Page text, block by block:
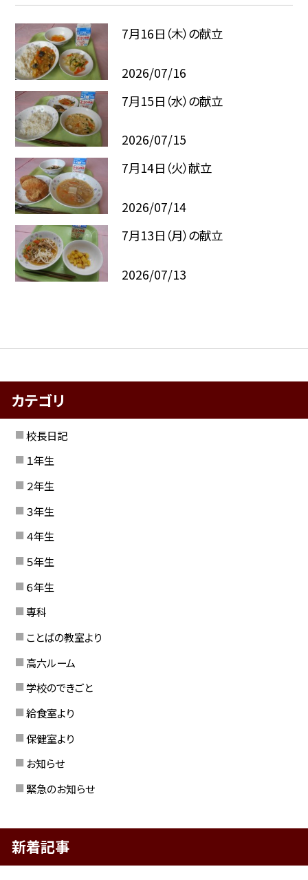
7月16日（木）の献立
2026/07/16
7月15日（水）の献立
2026/07/15
7月14日（火）献立
2026/07/14
7月13日（月）の献立
2026/07/13
カテゴリ
校長日記
１年生
２年生
３年生
４年生
５年生
６年生
専科
ことばの教室より
高六ルーム
学校のできごと
給食室より
保健室より
お知らせ
緊急のお知らせ
新着記事